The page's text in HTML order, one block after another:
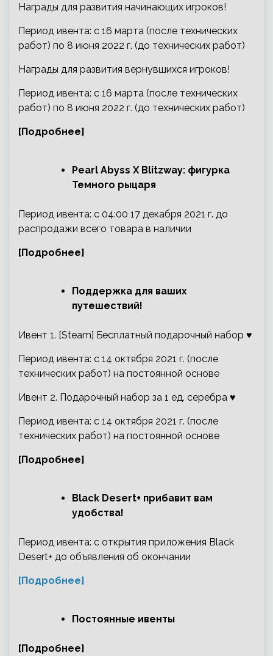
Награды для развития начинающих игроков!
Период ивента: с 16 марта (после технических
работ) по 8 июня 2022 г. (до технических работ)
Награды для развития вернувшихся игроков!
Период ивента: с 16 марта (после технических
работ) по 8 июня 2022 г. (до технических работ)
[Подробнее]
Pearl Abyss X Blitzway: фигурка
Темного рыцаря
Период ивента: с 04:00 17 декабря 2021 г. до
распродажи всего товара в наличии
[Подробнее]
Поддержка для ваших
путешествий!
Ивент 1. [Steam] Бесплатный подарочный набор ♥
Период ивента: с 14 октября 2021 г. (после
технических работ) на постоянной основе
Ивент 2. Подарочный набор за 1 ед. серебра ♥
Период ивента: с 14 октября 2021 г. (после
технических работ) на постоянной основе
[Подробнее]
Black Desert+ прибавит вам
удобства!
Период ивента: с открытия приложения Black
Desert+ до объявления об окончании
[Подробнее]
Постоянные ивенты
[Подробнее]